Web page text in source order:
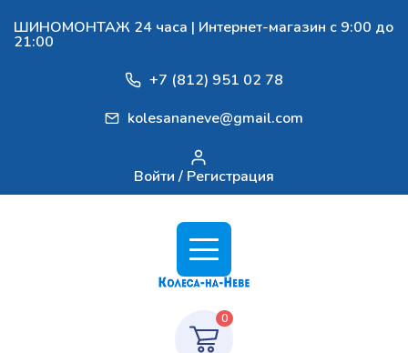
ШИНОМОНТАЖ 24 часа | Интернет-магазин с 9:00 до
21:00
+7 (812) 951 02 78
kolesananeve@gmail.com
Войти / Регистрация
0